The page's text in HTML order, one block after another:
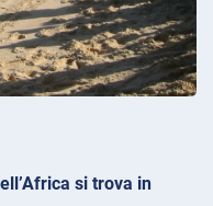
si trova in